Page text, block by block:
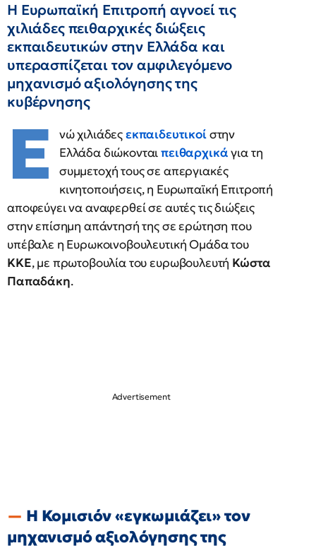
Η Ευρωπαϊκή Επιτροπή αγνοεί τις
χιλιάδες πειθαρχικές διώξεις
εκπαιδευτικών στην Ελλάδα και
υπερασπίζεται τον αμφιλεγόμενο
μηχανισμό αξιολόγησης της
κυβέρνησης
Ε νώ χιλιάδεςεκπαιδευτικοίστην
Ελλάδα διώκονταιπειθαρχικάγια τη
συμμετοχή τους σε απεργιακές
κινητοποιήσεις, η Ευρωπαϊκή Επιτροπή
αποφεύγει να αναφερθεί σε αυτές τις διώξεις
στην επίσημη απάντησή της σε ερώτηση που
υπέβαλε η Ευρωκοινοβουλευτική Ομάδα του
ΚΚΕ, με πρωτοβουλία του ευρωβουλευτή Κώστα
Παπαδάκη.
Η Κομισιόν «εγκωμιάζει» τον
μηχανισμό αξιολόγησης της